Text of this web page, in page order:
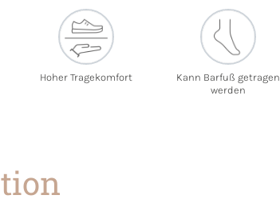
Hoher Tragekomfort
Kann Barfuß getragen
werden